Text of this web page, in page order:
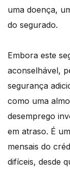
uma doença,
do segurado.
Embora este
aconselhável,
segurança
como uma
desemprego
em atraso. É
mensais do
difíceis, desde